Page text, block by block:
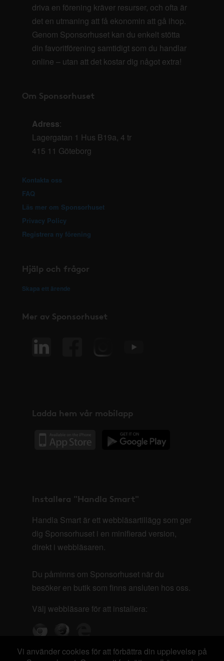
driva en förening kräver resurser, och ofta är
det en utmaning att få ekonomin att gå ihop.
Genom Sponsorhuset kan du enkelt stötta
din favoritförening samtidigt som du handlar
online – utan att det kostar dig något extra!
Om Sponsorhuset
Adress:
Lagergatan 1 Hus B19a, 4 tr
415 11 Göteborg
Kontakta oss
FAQ
Läs mer om Sponsorhuset
Privacy Policy
Registrera ny förening
Hjälp och frågor
Skapa ett ärende
Mer av Sponsorhuset
Ladda hem vår mobilapp
Installera "Handla Smart"
Handla Smart är ett webbläsartillägg som ger
dig Sponsorhuset i en minifierad version,
direkt i webbläsaren.
Du påminns om Sponsorhuset när du
besöker en butik som finns ansluten hos oss.
Välj webbläsare för att installera:
Vi använder cookies för att förbättra din upplevelse på